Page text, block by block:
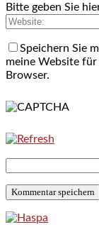
Bitte geben Sie
Speichern Sie
meine Website
Browser.